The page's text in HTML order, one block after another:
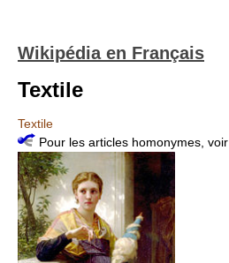
Wikipédia en Français
Textile
Textile
Pour les articles homonymes, voir